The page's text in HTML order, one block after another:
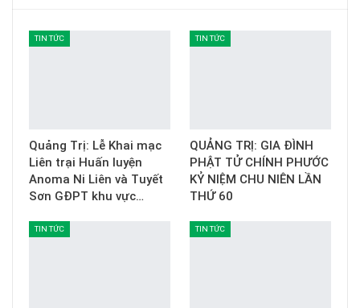
TIN TỨC
Quảng Trị: Lễ Khai mạc
Liên trại Huấn luyện
Anoma Ni Liên và Tuyết
Sơn GĐPT khu vực…
TIN TỨC
QUẢNG TRỊ: GIA ĐÌNH
PHẬT TỬ CHÍNH PHƯỚC
KỶ NIỆM CHU NIÊN LẦN
THỨ 60
TIN TỨC TIN TỨC